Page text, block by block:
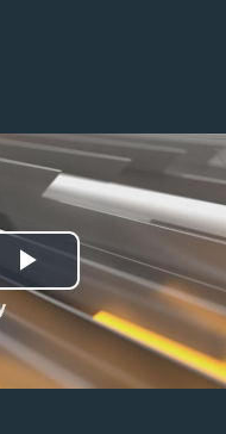
Odtwórz
wideo